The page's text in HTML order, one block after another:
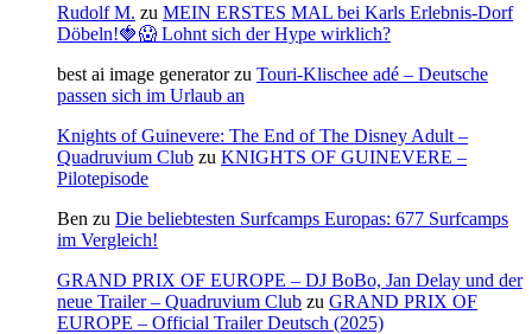
Rudolf M. zu MEIN ERSTES MAL bei Karls Erlebnis-Dorf
Döbeln!🍓😱 Lohnt sich der Hype wirklich?
best ai image generatorzu Touri-Klischee adé – Deutsche
passen sich im Urlaub an
Knights of Guinevere: The End of The Disney Adult –
Quadruvium Club zu KNIGHTS OF GUINEVERE –
Pilotepisode
Ben zu Die beliebtesten Surfcamps Europas: 677 Surfcamps
im Vergleich!
GRAND PRIX OF EUROPE – DJ BoBo, Jan Delay und der
neue Trailer – Quadruvium Club zu GRAND PRIX OF
EUROPE – Official Trailer Deutsch (2025)